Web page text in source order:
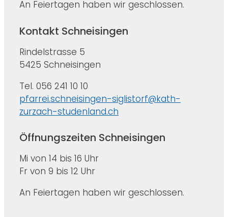
An Feiertagen haben wir geschlossen.
Kontakt Schneisingen
Rindelstrasse 5
5425 Schneisingen
Tel. 056 241 10 10
pfarrei.schneisingen-siglistorf@kath-
zurzach-studenland.ch
Öffnungszeiten Schneisingen
Mi von 14 bis 16 Uhr
Fr von 9 bis 12 Uhr
An Feiertagen haben wir geschlossen.